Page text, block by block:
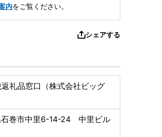
内をご覧ください。
シェアする
礼品窓口（株式会社ビッグ
石巻市中里6-14-24 中里ビル